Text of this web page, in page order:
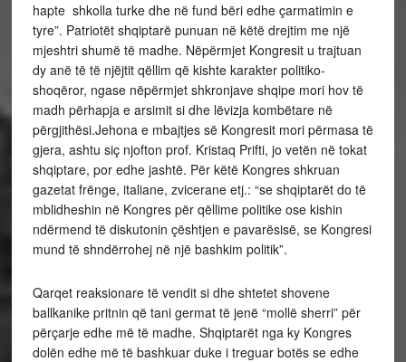
hapte shkolla turke dhe në fund bëri edhe çarmatimin e
tyre”. Patriotët shqiptarë punuan në këtë drejtim me një
mjeshtri shumë të madhe. Nëpërmjet Kongresit u trajtuan
dy anë të të njëjtit qëllim që kishte karakter politiko-
shoqëror, ngase nëpërmjet shkronjave shqipe mori hov të
madh përhapja e arsimit si dhe lëvizja kombëtare në
përgjithësi.Jehona e mbajtjes së Kongresit mori përmasa të
gjera, ashtu siç njofton prof. Kristaq Prifti, jo vetën në tokat
shqiptare, por edhe jashtë. Për këtë Kongres shkruan
gazetat frënge, italiane, zvicerane etj.: “se shqiptarët do të
mblidheshin në Kongres për qëllime politike ose kishin
ndërmend të diskutonin çështjen e pavarësisë, se Kongresi
mund të shndërrohej në një bashkim politik”.
Qarqet reaksionare të vendit si dhe shtetet shovene
ballkanike pritnin që tani germat të jenë “mollë sherri” për
përçarje edhe më të madhe. Shqiptarët nga ky Kongres
dolën edhe më të bashkuar duke i treguar botës se edhe